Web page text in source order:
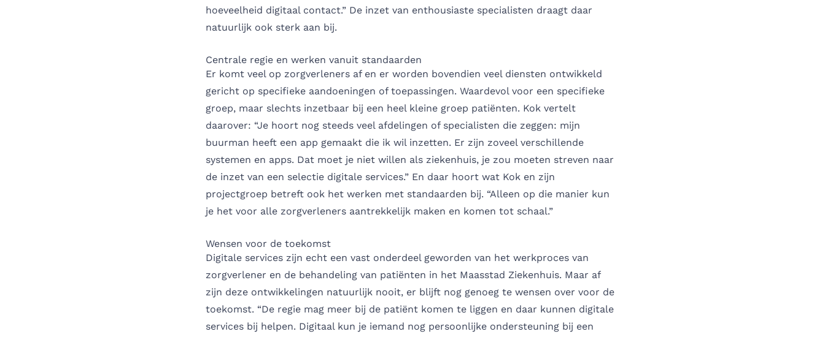
hoeveelheid digitaal contact.” De inzet van enthousiaste specialisten draagt daar
natuurlijk ook sterk aan bij.
Centrale regie en werken vanuit standaarden
Er komt veel op zorgverleners af en er worden bovendien veel diensten ontwikkeld
gericht op specifieke aandoeningen of toepassingen. Waardevol voor een specifieke
groep, maar slechts inzetbaar bij een heel kleine groep patiënten. Kok vertelt
daarover: “Je hoort nog steeds veel afdelingen of specialisten die zeggen: mijn
buurman heeft een app gemaakt die ik wil inzetten. Er zijn zoveel verschillende
systemen en apps. Dat moet je niet willen als ziekenhuis, je zou moeten streven naar
de inzet van een selectie digitale services.” En daar hoort wat Kok en zijn
projectgroep betreft ook het werken met standaarden bij. “Alleen op die manier kun
je het voor alle zorgverleners aantrekkelijk maken en komen tot schaal.”
Wensen voor de toekomst
Digitale services zijn echt een vast onderdeel geworden van het werkproces van
zorgverlener en de behandeling van patiënten in het Maasstad Ziekenhuis. Maar af
zijn deze ontwikkelingen natuurlijk nooit, er blijft nog genoeg te wensen over voor de
toekomst. “De regie mag meer bij de patiënt komen te liggen en daar kunnen digitale
services bij helpen. Digitaal kun je iemand nog persoonlijke ondersteuning bij een